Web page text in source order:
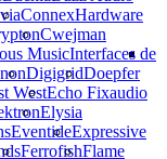
Connex
Cwejman
Music
DigigridDoepfer
WestEcho Fix
Elysia
EventideExpressive
FerrofishFlame
Hardware
Interfaces de
audio